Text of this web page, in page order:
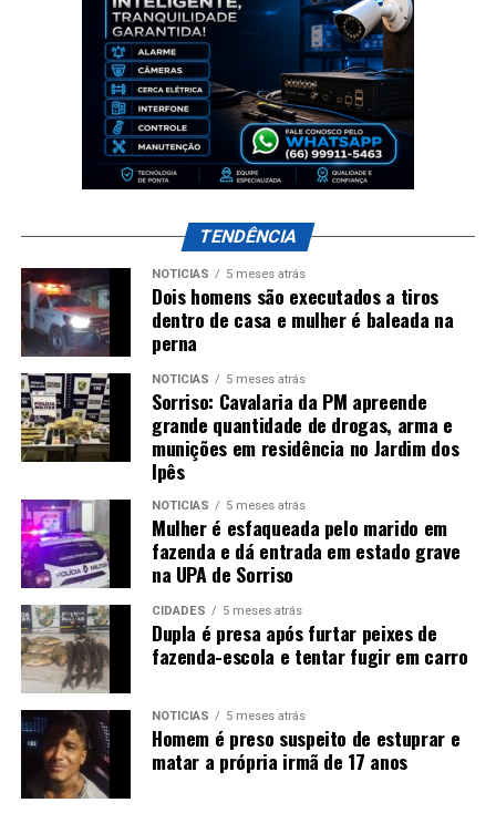
TENDÊNCIA
NOTÍCIAS 5 meses atrás
Dois homens são executados a tiros
dentro de casa e mulher é baleada na
perna
NOTÍCIAS 5 meses atrás
Sorriso: Cavalaria da PM apreende
grande quantidade de drogas, arma e
munições em residência no Jardim dos
Ipês
NOTÍCIAS 5 meses atrás
Mulher é esfaqueada pelo marido em
fazenda e dá entrada em estado grave
na UPA de Sorriso
CIDADES 5 meses atrás
Dupla é presa após furtar peixes de
fazenda-escola e tentar fugir em carro
NOTÍCIAS 5 meses atrás
Homem é preso suspeito de estuprar e
matar a própria irmã de 17 anos